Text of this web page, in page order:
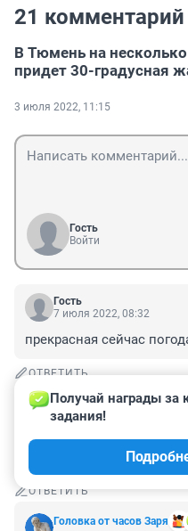
21
В Тюмень на
придет 30-градусная
3 июля 2022, 11:15
Гость
Войти
Гость
7 июля 2022, 08:32
прекрасная сейчас
ОТВЕТИТЬ
Гость
4 июля 2022, 22:02
Самое классное лето
оно надо удушье((( +- 20
ОТВЕТИТЬ
Головка от часов Заря
Получай награды за
задания!